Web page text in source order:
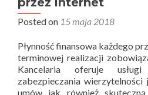
Posted on 15 maja 2018
Płynność finansowa każdego
terminowej realizacji
Kancelaria oferuje
zabezpieczania wierzytelności
umów jak również